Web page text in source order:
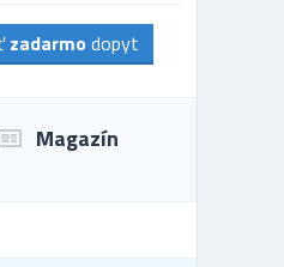
zadarmo dopyt
Magazín